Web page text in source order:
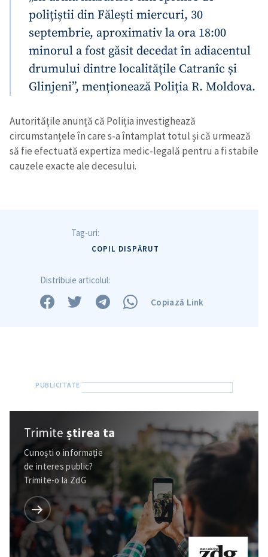
polițiștii din Fălești miercuri, 30
septembrie, aproximativ la ora 18:00
minorul a fost găsit decedat în adiacentul
drumului dintre localitățile Catranîc și
Glinjeni”, menționează Poliția R. Moldova.
Autoritățile anunță că Poliția investighează
circumstanțele în care s-a întamplat totul și că urmează
să fie efectuată expertiza medic-legală pentru a fi stabile
cauzele exacte ale decesului.
Tag-uri:
COPIL DISPĂRUT
Distribuie articolul:
Copiază Link
Trimiteștirea ta
Cunoști o informație
de interes public?
Trimite-o la ZdG